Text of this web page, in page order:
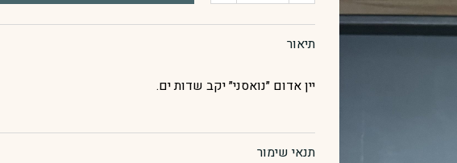
יקב
תיאור
יין אדום ״נואסני״ יקב שדות ים.
תנאי שימור